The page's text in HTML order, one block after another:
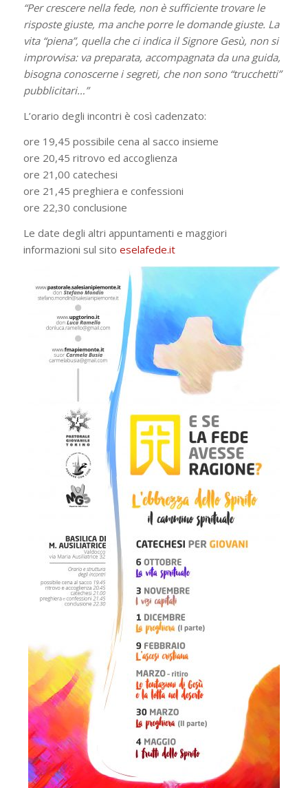
“Per crescere nella fede, non è sufficiente trovare le
risposte giuste, ma anche porre le domande giuste. La
vita “piena”, quella che ci indica il Signore Gesù, non si
improvvisa: va preparata, accompagnata da una guida,
bisogna conoscerne i segreti, che non sono “trucchetti”
pubblicitari…”
L’orario degli incontri è così cadenzato:
ore 19,45 possibile cena al sacco insieme
ore 20,45 ritrovo ed accoglienza
ore 21,00 catechesi
ore 21,45 preghiera e confessioni
ore 22,30 conclusione
Le date degli altri appuntamenti e maggiori
informazioni sul sito eselafede.it